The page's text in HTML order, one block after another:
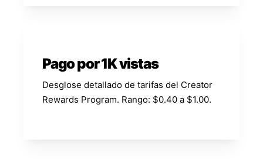
Pago por 1K vistas
Desglose detallado de tarifas del Creator
Rewards Program. Rango: $0.40 a $1.00.